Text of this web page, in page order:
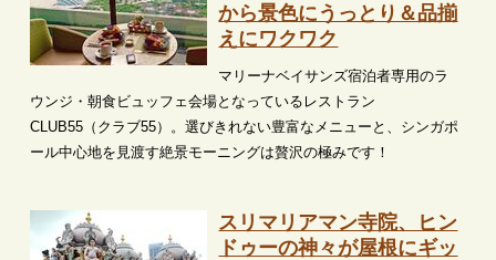
から景色にうっとり＆品揃
えにワクワク
マリーナベイサンズ宿泊者専用のラ
ウンジ・朝食ビュッフェ会場となっているレストラン
CLUB55（クラブ55）。選びきれない豊富なメニューと、シンガポ
ール中心地を見渡す絶景モーニングは贅沢の極みです！
スリマリアマン寺院、ヒン
ドゥーの神々が屋根にギッ